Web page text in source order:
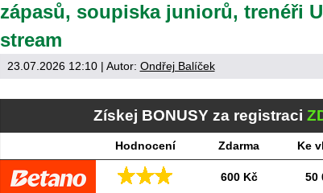
zápasů, soupiska juniorů, trenéři
stream
23.07.2026 12:10| Autor: Ondřej Balíček
Získej BONUSY za registraci
Hodnocení Zdarma Ke
600 Kč 50